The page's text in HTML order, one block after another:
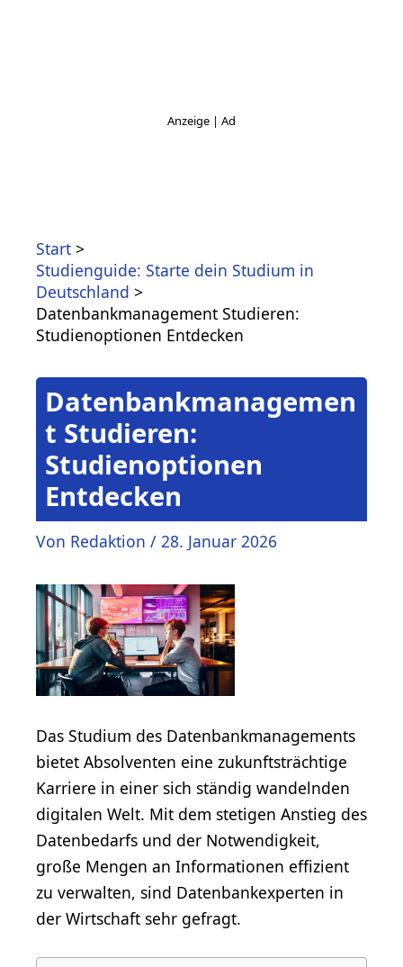
Start
Studienguide: Starte dein Studium in
Deutschland
Datenbankmanagement Studieren:
Studienoptionen Entdecken
Datenbankmanagemen
t Studieren:
Studienoptionen
Entdecken
Von Redaktion / 28. Januar 2026
Das Studium des Datenbankmanagements
bietet Absolventen eine zukunftsträchtige
Karriere in einer sich ständig wandelnden
digitalen Welt. Mit dem stetigen Anstieg des
Datenbedarfs und der Notwendigkeit,
große Mengen an Informationen effizient
zu verwalten, sind Datenbankexperten in
der Wirtschaft sehr gefragt.